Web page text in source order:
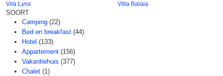
Vila Lynx Villa Balaia
SOORT
Camping (22)
Bed en breakfast (44)
Hotel (133)
Appartement (156)
Vakantiehuis (377)
Chalet (1)